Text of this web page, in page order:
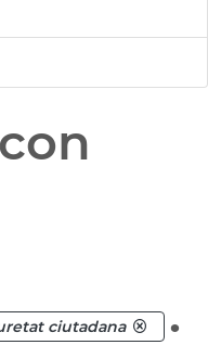
ciutadana .